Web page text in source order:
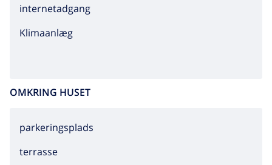
internetadgang
Klimaanlæg
OMKRING HUSET
parkeringsplads
terrasse